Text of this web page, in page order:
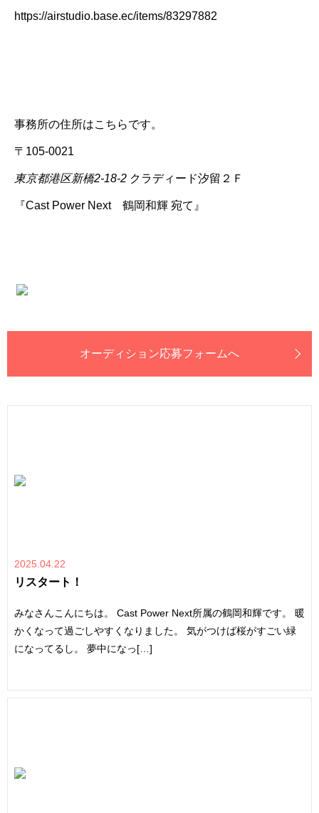
https://airstudio.base.ec/items/83297882
事務所の住所はこちらです。
〒105-0021
東京都港区新橋2-18-2 クラディード汐留２Ｆ
『Cast Power Next 鶴岡和輝 宛て』
オーディション応募フォームへ
2025.04.22
リスタート！
みなさんこんにちは。 Cast Power Next所属の鶴岡和輝です。 暖
かくなって過ごしやすくなりました。 気がつけば桜がすごい緑
になってるし。 夢中になっ[…]